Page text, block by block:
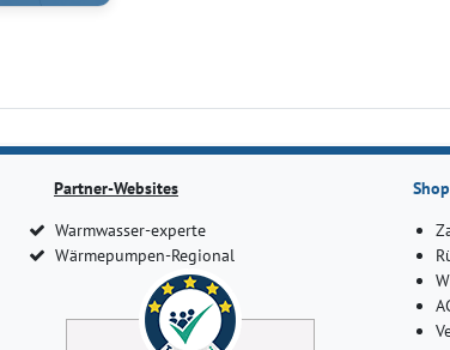
Partner-Websites
Warmwasser-experte
Wärmepumpen-Regional